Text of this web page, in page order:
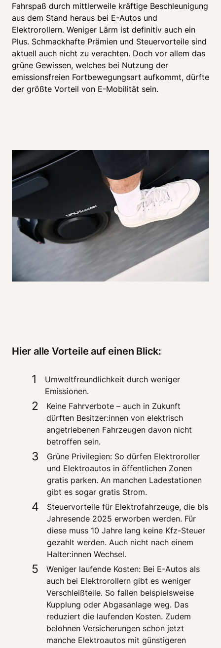
Fahrspaß durch mittlerweile kräftige Beschleunigung
aus dem Stand heraus bei E-Autos und
Elektrorollern. Weniger Lärm ist definitiv auch ein
Plus. Schmackhafte Prämien und Steuervorteile sind
aktuell auch nicht zu verachten. Doch vor allem das
grüne Gewissen, welches bei Nutzung der
emissionsfreien Fortbewegungsart aufkommt, dürfte
der größte Vorteil von E-Mobilität sein.
Hier alle Vorteile auf einen Blick:
1
Umweltfreundlichkeit durch weniger
Emissionen.
2
Keine Fahrverbote – auch in Zukunft
dürften Besitzer:innen von elektrisch
angetriebenen Fahrzeugen davon nicht
betroffen sein.
3
Grüne Privilegien: So dürfen Elektroroller
und Elektroautos in öffentlichen Zonen
gratis parken. An manchen Ladestationen
gibt es sogar gratis Strom.
4
Steuervorteile für Elektrofahrzeuge, die bis
Jahresende 2025 erworben werden. Für
diese muss 10 Jahre lang keine Kfz-Steuer
gezahlt werden. Auch nicht nach einem
Halter:innen Wechsel.
5
Weniger laufende Kosten: Bei E-Autos als
auch bei Elektrorollern gibt es weniger
Verschleißteile. So fallen beispielsweise
Kupplung oder Abgasanlage weg. Das
reduziert die laufenden Kosten. Zudem
belohnen Versicherungen schon jetzt
manche Elektroautos mit günstigeren